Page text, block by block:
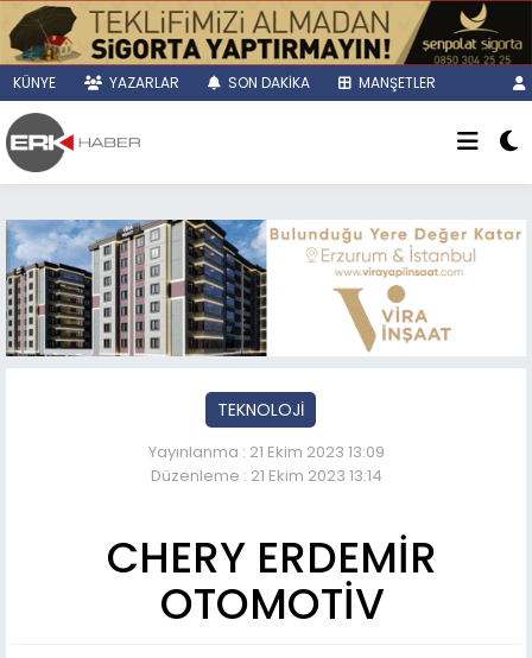
KÜNYE YAZARLAR SON DAKİKA MANŞETLER
TEKNOLOJİ
Yayınlanma : 21 Ekim 2023 13:09
Düzenleme : 21 Ekim 2023 13:14
CHERY ERDEMİR
OTOMOTİV